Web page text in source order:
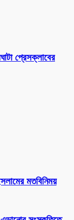
প্রেসক্লাবের
মতবিনিময়